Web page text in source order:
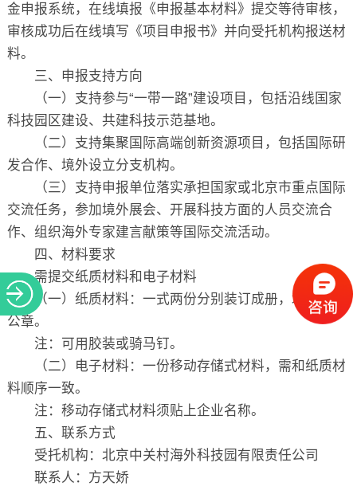
金申报系统，在线填报《申报基本材料》提交等待审核，
审核成功后在线填写《项目申报书》并向受托机构报送材
料。
三、申报支持方向
（一）支持参与“一带一路”建设项目，包括沿线国家
科技园区建设、共建科技示范基地。
（二）支持集聚国际高端创新资源项目，包括国际研
发合作、境外设立分支机构。
（三）支持申报单位落实承担国家或北京市重点国际
交流任务，参加境外展会、开展科技方面的人员交流合
作、组织海外专家建言献策等国际交流活动。
四、材料要求
需提交纸质材料和电子材料
（一）纸质材料：一式两份分别装订成册，均需加盖
公章。
注：可用胶装或骑马钉。
（二）电子材料：一份移动存储式材料，需和纸质材
料顺序一致。
注：移动存储式材料须贴上企业名称。
五、联系方式
受托机构：北京中关村海外科技园有限责任公司
联系人：方天娇